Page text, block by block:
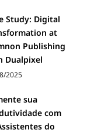
Study: Digital
at
Publishing
Dualpixel
2025
sua
com
do